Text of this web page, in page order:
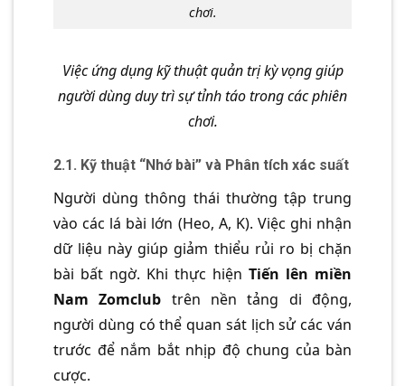
chơi.
Việc ứng dụng kỹ thuật quản trị kỳ vọng giúp
người dùng duy trì sự tỉnh táo trong các phiên
chơi.
2.1. Kỹ thuật “Nhớ bài” và Phân tích xác suất
Người dùng thông thái thường tập trung
vào các lá bài lớn (Heo, A, K). Việc ghi nhận
dữ liệu này giúp giảm thiểu rủi ro bị chặn
bài bất ngờ. Khi thực hiện Tiến lên miền
Nam Zomclub trên nền tảng di động,
người dùng có thể quan sát lịch sử các ván
trước để nắm bắt nhịp độ chung của bàn
cược.